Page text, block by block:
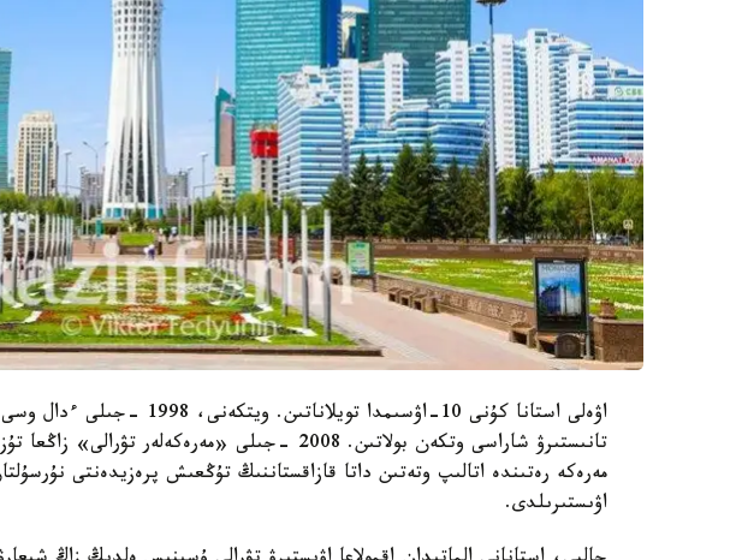
اۋەلى استانا كۇنى 10-اۋسىمدا
تانىستىرۋ شاراسى وتكەن بولاتىن. 2008 -جىلى
مەرەكە رەتىندە اتالىپ وتەتىن داتا قازاقستاننىڭ تۇڭعىش پرەزيدەنتى
اۋىستىرىلدى.